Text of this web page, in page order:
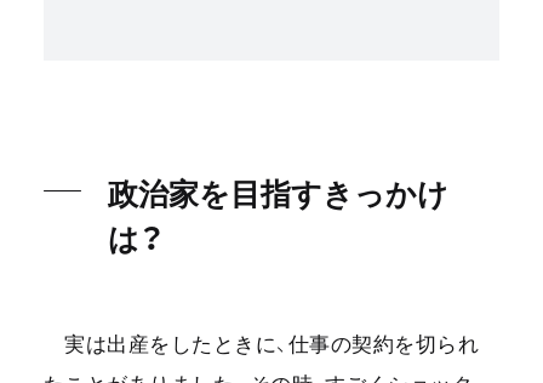
政治家を目指すきっかけ
は？
実は出産をしたときに、仕事の契約を切られ